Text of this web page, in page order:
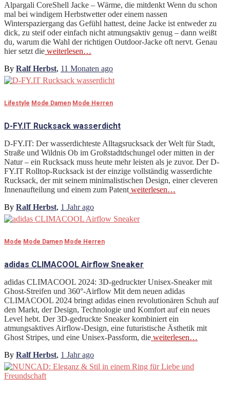
Alpargali CoreShell Jacke – Wärme, die mitdenkt Wenn du schon
mal bei windigem Herbstwetter oder einem nassen
Winterspaziergang das Gefühl hattest, deine Jacke ist entweder zu
dick, zu steif oder einfach nicht atmungsaktiv genug – dann weißt
du, warum die Wahl der richtigen Outdoor-Jacke oft nervt. Genau
hier setzt die weiterlesen…
By Ralf Herbst, 11 Monaten ago
Lifestyle Mode Damen Mode Herren
D-FY.IT Rucksack wasserdicht
D-FY.IT: Der wasserdichteste Alltagsrucksack der Welt für Stadt,
Straße und Wildnis Ob im Großstadtdschungel oder mitten in der
Natur – ein Rucksack muss heute mehr leisten als je zuvor. Der D-
FY.IT Rolltop-Rucksack ist der einzige vollständig wasserdichte
Rucksack, der mit seinem minimalistischen Design, einer cleveren
Innenaufteilung und einem zum Patent weiterlesen…
By Ralf Herbst, 1 Jahrago
Mode Mode Damen Mode Herren
adidas CLIMACOOL Airflow Sneaker
adidas CLIMACOOL 2024: 3D-gedruckter Unisex-Sneaker mit
Ghost-Streifen und 360°-Airflow Mit dem neuen adidas
CLIMACOOL 2024 bringt adidas einen revolutionären Schuh auf
den Markt, der Design, Technologie und Komfort auf ein neues
Level hebt. Der 3D-gedruckte Sneaker kombiniert ein
atmungsaktives Airflow-Design, eine futuristische Ästhetik mit
Ghost Stripes, und eine Unisex-Passform, die weiterlesen…
By Ralf Herbst, 1 Jahrago